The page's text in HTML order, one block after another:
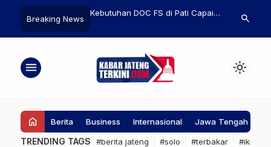
Breaking News
DOC FS di Pati Capai
juta Ekor per Tahun
Junior PPDS Unsri Diduga Dimintai
oleh Senior, Kemenkes: Ini Kasus
search
menu light_mode
home Berita Business Internasional Jawa Tengah
TRENDING TAGS #berita jateng #solo #terbakar #ikn